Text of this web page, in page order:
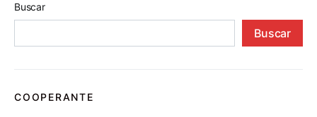
Buscar
Buscar
COOPERANTE